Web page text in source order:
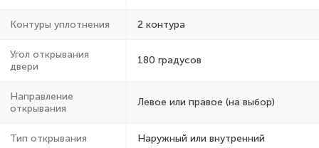
Контуры уплотнения 2 контура
Угол открывания
двери
180 градусов
Направление
открывания
Левое или правое (на выбор)
Тип открывания Наружный или внутренний